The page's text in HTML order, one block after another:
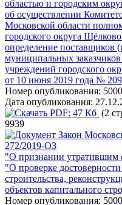
областью и городским
об осуществлении
Московской области
городского округа
определение поставщиков
муниципальных
учреждений городского
от 10 июня 2019 года №
Номер опубликования:
Дата опубликования:
PDF: 47 Кб (2
9939
Закон
272/2019-ОЗ
"О признании утратившим
"О проверке
строительства,
объектов капитального
Номер опубликования: